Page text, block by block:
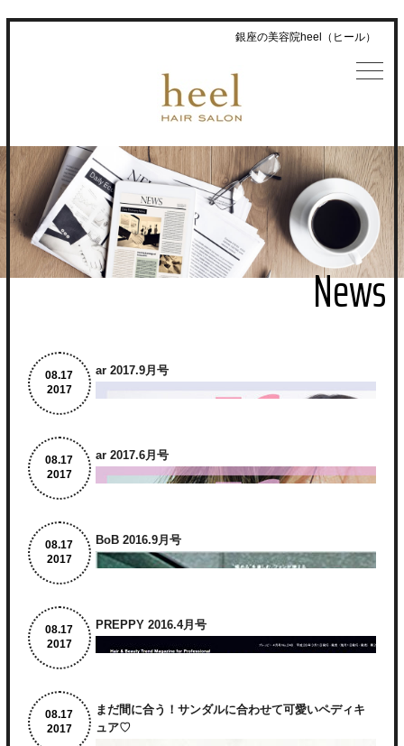
銀座の美容院heel（ヒール）
News
8.17
2017
ar 2017.9月号
8.17
2017
ar 2017.6月号
8.17
2017
BoB 2016.9月号
8.17
2017
PREPPY 2016.4月号
8.17
2017
まだ間に合う！サンダルに合わせて可愛いペディキ
ュア♡